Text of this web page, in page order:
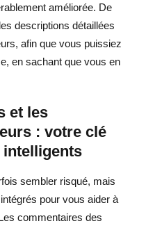
tendance sur
la peine d'être
offres sur les
à acheter sur
améliorée. De
descriptions détaillées
afin que vous puissiez
en sachant que vous en
et les
: votre clé
intelligents
sembler risqué, mais
pour vous aider à
commentaires des